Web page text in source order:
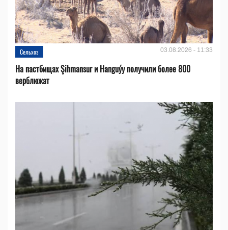
Сельхоз 03.08.2026 - 11:33
На пастбищах Şihmansur и Hanguýy получили более 800
верблюжат